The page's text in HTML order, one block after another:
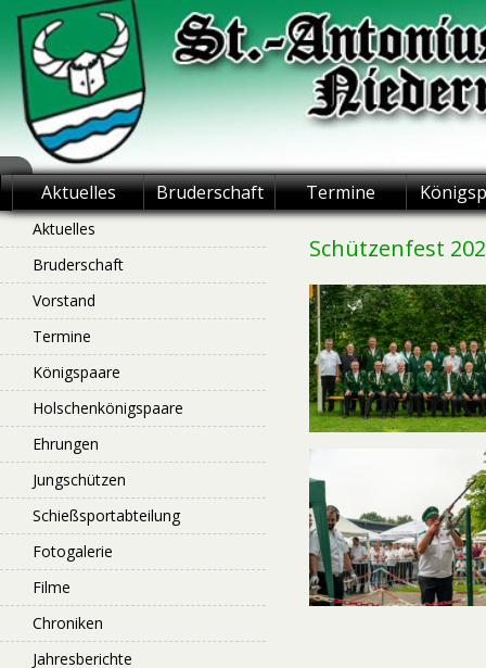
Skip
content
St.-Antonius
Schützenbruderschaft
Niederntudorf
Aktuelles Bruderschaft Termine
Schützenfest
Aktuelles
Bruderschaft
Vorstand
Termine
Königspaare
Holschenkönigspaare
Ehrungen
Jungschützen
Schießsportabteilung
Fotogalerie
Filme
Chroniken
Jahresberichte